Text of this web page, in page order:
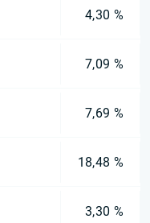
4,30 %
7,09 %
7,69 %
18,48 %
3,30 %